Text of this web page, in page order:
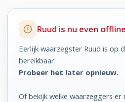
Ruud is nu even offline
Eerlijk waarzegster Ruud is op
bereikbaar.
Probeer het later opnieuw.
Of bekijk welke waarzeggers er